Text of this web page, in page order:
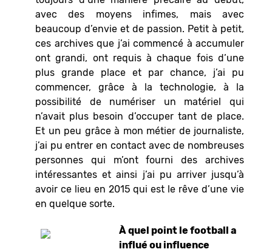
avec des moyens infimes, mais avec
beaucoup d’envie et de passion. Petit à petit,
ces archives que j’ai commencé à accumuler
ont grandi, ont requis à chaque fois d’une
plus grande place et par chance, j’ai pu
commencer, grâce à la technologie, à la
possibilité de numériser un matériel qui
n’avait plus besoin d’occuper tant de place.
Et un peu grâce à mon métier de journaliste,
j’ai pu entrer en contact avec de nombreuses
personnes qui m’ont fourni des archives
intéressantes et ainsi j’ai pu arriver jusqu’à
avoir ce lieu en 2015 qui est le rêve d’une vie
en quelque sorte.
À quel point le football a
influé ou influence